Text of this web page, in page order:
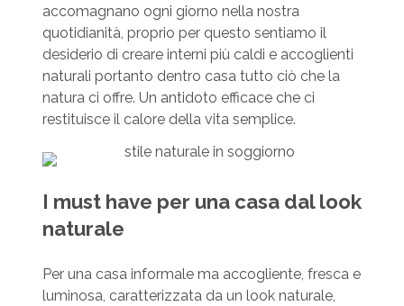
accomagnano ogni giorno nella nostra
quotidianità, proprio per questo sentiamo il
desiderio di creare interni più caldi e accoglienti
naturali portanto dentro casa tutto ciò che la
natura ci offre. Un antidoto efficace che ci
restituisce il calore della vita semplice.
I must have per una casa dal look
naturale
Per una casa informale ma accogliente, fresca e
luminosa, caratterizzata da un look naturale,